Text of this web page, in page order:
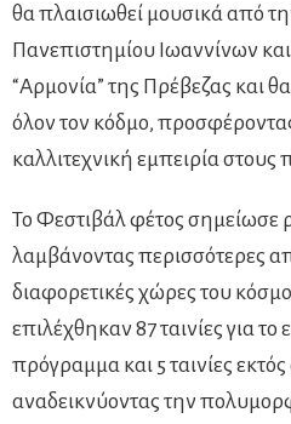
θα πλαισιωθεί μουσικά από
Πανεπιστημίου Ιωαννίνων
“Αρμονία” της Πρέβεζας και
όλον τον κόδμο,
καλλιτεχνική εμπειρία
Το Φεστιβάλ φέτος σημείωσε
λαμβάνοντας περισσότερες
διαφορετικές χώρες του
επιλέχθηκαν 87 ταινίες για
πρόγραμμα και 5 ταινίες
αναδεικνύοντας την